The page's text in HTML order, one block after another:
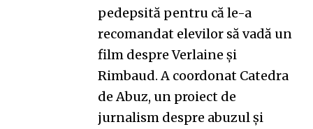
pedepsită pentru că le-a
recomandat elevilor să vadă un
film despre Verlaine și
Rimbaud. A coordonat Catedra
de Abuz, un proiect de
jurnalism despre abuzul și